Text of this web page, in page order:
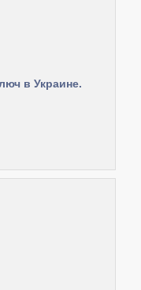
в Украине.